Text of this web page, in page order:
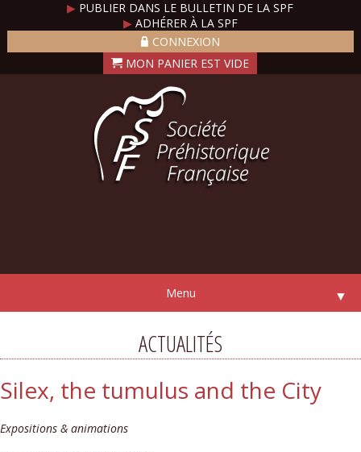
▶ PUBLIER DANS LE BULLETIN DE LA SPF
▶ADHÉRER À LA SPF
CONNEXION
Menu ▼
ACTUALITÉS
Silex, the tumulus and the City
Expositions & animations